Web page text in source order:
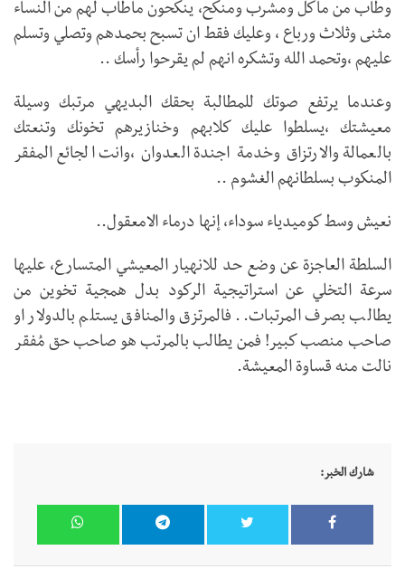
وطاب من مأكل ومشرب ومنكح، ينكحون ماطاب لهم من النساء
مثنى وثلاث ورباع ، وعليك فقط ان تسبح بحمدهم وتصلي وتسلم
عليهم ،وتحمد الله وتشكره انهم لم يقرحوا رأسك ..
وعندما يرتفع صوتك للمطالبة بحقك البديهي مرتبك وسيلة
معيشتك ،يسلطوا عليك كلابهم وخنازيرهم تخونك وتنعتك
بالعمالة والارتزاق وخدمة اجندة العدوان ،وانت الجائع المفقر
المنكوب بسلطانهم الغشوم ..
نعيش وسط كوميدياء سوداء، إنها درماء الامعقول..
السلطة العاجزة عن وضع حد للانهيار المعيشي المتسارع، عليها
سرعة التخلي عن استراتيجية الركود بدل همجية تخوين من
يطالب بصرف المرتبات.. فالمرتزق والمنافق يستلم بالدولار او
صاحب منصب كبير! فمن يطالب بالمرتب هو صاحب حق مُفقر
نالت منه قساوة المعيشة.
شارك الخبر: